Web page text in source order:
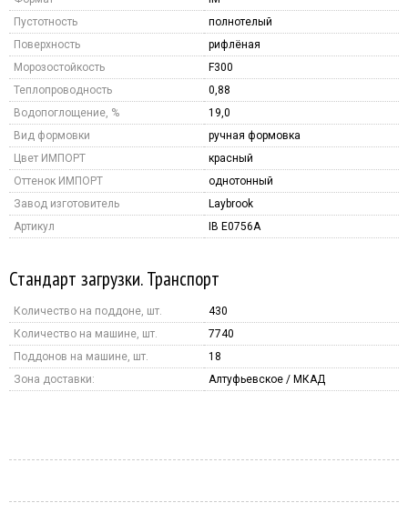
Пустотность
полнотелый
Поверхность
рифлёная
Морозостойкость
F300
Теплопроводность
0,88
Водопоглощение, %
19,0
Вид формовки
ручная формовка
Цвет ИМПОРТ
красный
Оттенок ИМПОРТ
однотонный
Завод изготовитель
Laybrook
Артикул
IB E0756A
Стандарт загрузки. Транспорт
Количество на поддоне, шт.
430
Количество на машине, шт.
7740
Поддонов на машине, шт.
18
Зона доставки:
Алтуфьевское / МКАД